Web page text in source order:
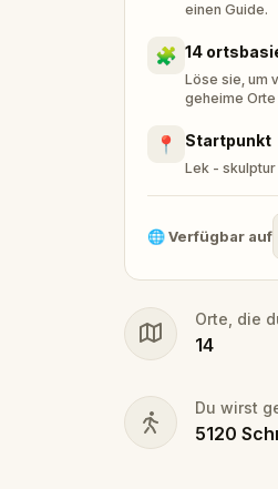
einen Guide.
🧩 14
Löse sie, um
geheime
📍 Startpunkt
Lek - skulptur
🌐Verfügbar auf
Orte, die
14
Du wirst
5120